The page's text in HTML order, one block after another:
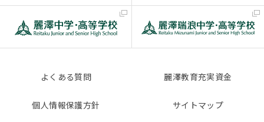
よくある質問 麗澤教育充実資金
個人情報保護方針 サイトマップ